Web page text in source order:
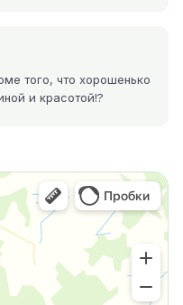
того, что хорошенько
и красотой!?